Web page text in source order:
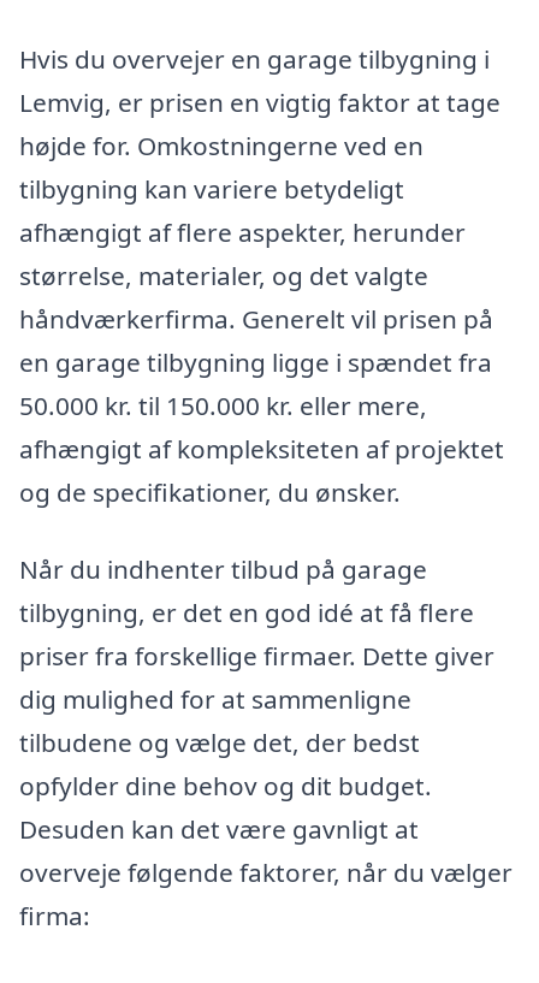
Hvis du overvejer en garage tilbygning i
Lemvig, er prisen en vigtig faktor at tage
højde for. Omkostningerne ved en
tilbygning kan variere betydeligt
afhængigt af flere aspekter, herunder
størrelse, materialer, og det valgte
håndværkerfirma. Generelt vil prisen på
en garage tilbygning ligge i spændet fra
50.000 kr. til 150.000 kr. eller mere,
afhængigt af kompleksiteten af projektet
og de specifikationer, du ønsker.
Når du indhenter tilbud på garage
tilbygning, er det en god idé at få flere
priser fra forskellige firmaer. Dette giver
dig mulighed for at sammenligne
tilbudene og vælge det, der bedst
opfylder dine behov og dit budget.
Desuden kan det være gavnligt at
overveje følgende faktorer, når du vælger
firma: